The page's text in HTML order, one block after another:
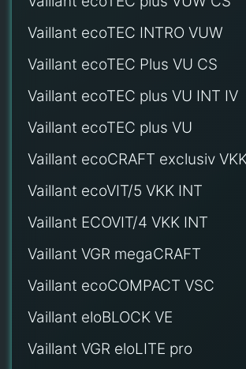
Vaillant ecoTEC INTRO VUW
Vaillant ecoTEC Plus VU CS
Vaillant ecoTEC plus VU INT IV
Vaillant ecoTEC plus VU
Vaillant ecoCRAFT exclusiv
Vaillant ecoVIT/5 VKK INT
Vaillant ECOVIT/4 VKK INT
Vaillant VGR megaCRAFT
Vaillant ecoCOMPACT VSC
Vaillant eloBLOCK VE
Vaillant VGR eloLITE pro